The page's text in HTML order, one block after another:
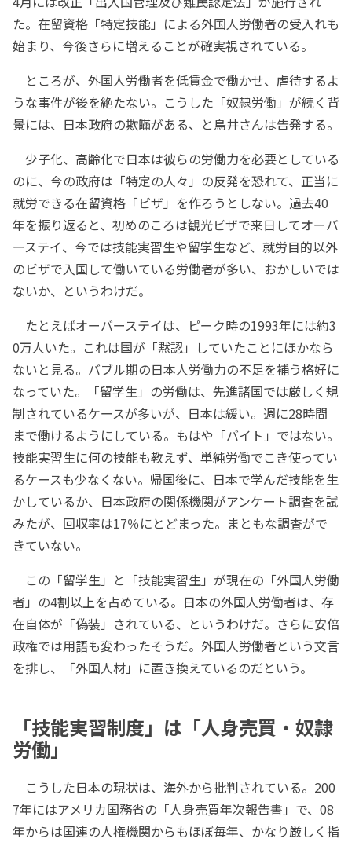
た。在留資格「特定技能」による外国人労働者の受入れも
始まり、今後さらに増えることが確実視されている。
ところが、外国人労働者を低賃金で働かせ、虐待するよ
うな事件が後を絶たない。こうした「奴隷労働」が続く背
景には、日本政府の欺瞞がある、と鳥井さんは告発する。
少子化、高齢化で日本は彼らの労働力を必要としている
のに、今の政府は「特定の人々」の反発を恐れて、正当に
就労できる在留資格「ビザ」を作ろうとしない。過去40
年を振り返ると、初めのころは観光ビザで来日してオーバ
ーステイ、今では技能実習生や留学生など、就労目的以外
のビザで入国して働いている労働者が多い、おかしいでは
ないか、というわけだ。
たとえばオーバーステイは、ピーク時の1993年には約3
0万人いた。これは国が「黙認」していたことにほかなら
ないと見る。バブル期の日本人労働力の不足を補う格好に
なっていた。「留学生」の労働は、先進諸国では厳しく規
制されているケースが多いが、日本は緩い。週に28時間
まで働けるようにしている。もはや「バイト」ではない。
技能実習生に何の技能も教えず、単純労働でこき使ってい
るケースも少なくない。帰国後に、日本で学んだ技能を生
かしているか、日本政府の関係機関がアンケート調査を試
みたが、回収率は17％にとどまった。まともな調査がで
きていない。
この「留学生」と「技能実習生」が現在の「外国人労働
者」の4割以上を占めている。日本の外国人労働者は、存
在自体が「偽装」されている、というわけだ。さらに安倍
政権では用語も変わったそうだ。外国人労働者という文言
を排し、「外国人材」に置き換えているのだという。
「技能実習制度」は「人身売買・奴隷
労働」
こうした日本の現状は、海外から批判されている。200
7年にはアメリカ国務省の「人身売買年次報告書」で、08
年からは国連の人権機関からもほぼ毎年、かなり厳しく指